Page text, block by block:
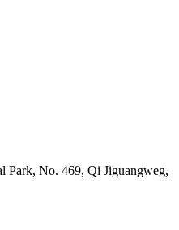
Park, No. 469, Qi Jiguangweg,